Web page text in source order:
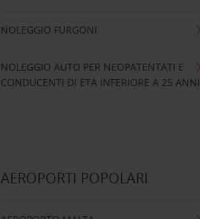
NOLEGGIO FURGONI
NOLEGGIO AUTO PER NEOPATENTATI E
CONDUCENTI DI ETÀ INFERIORE A 25 ANNI
AEROPORTI POPOLARI